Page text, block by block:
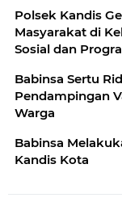
Polsek Kandis
Masyarakat di
Sosial dan
Babinsa Sertu
Pendampingan
Warga
Babinsa
Kandis Kota